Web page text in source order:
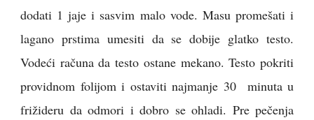
dodati 1 jaje i sasvim malo vode. Masu promešati i
lagano prstima umesiti da se dobije glatko testo.
Vodeći računa da testo ostane mekano. Testo pokriti
providnom folijom i ostaviti najmanje 30 minuta u
frižideru da odmori i dobro se ohladi. Pre pečenja